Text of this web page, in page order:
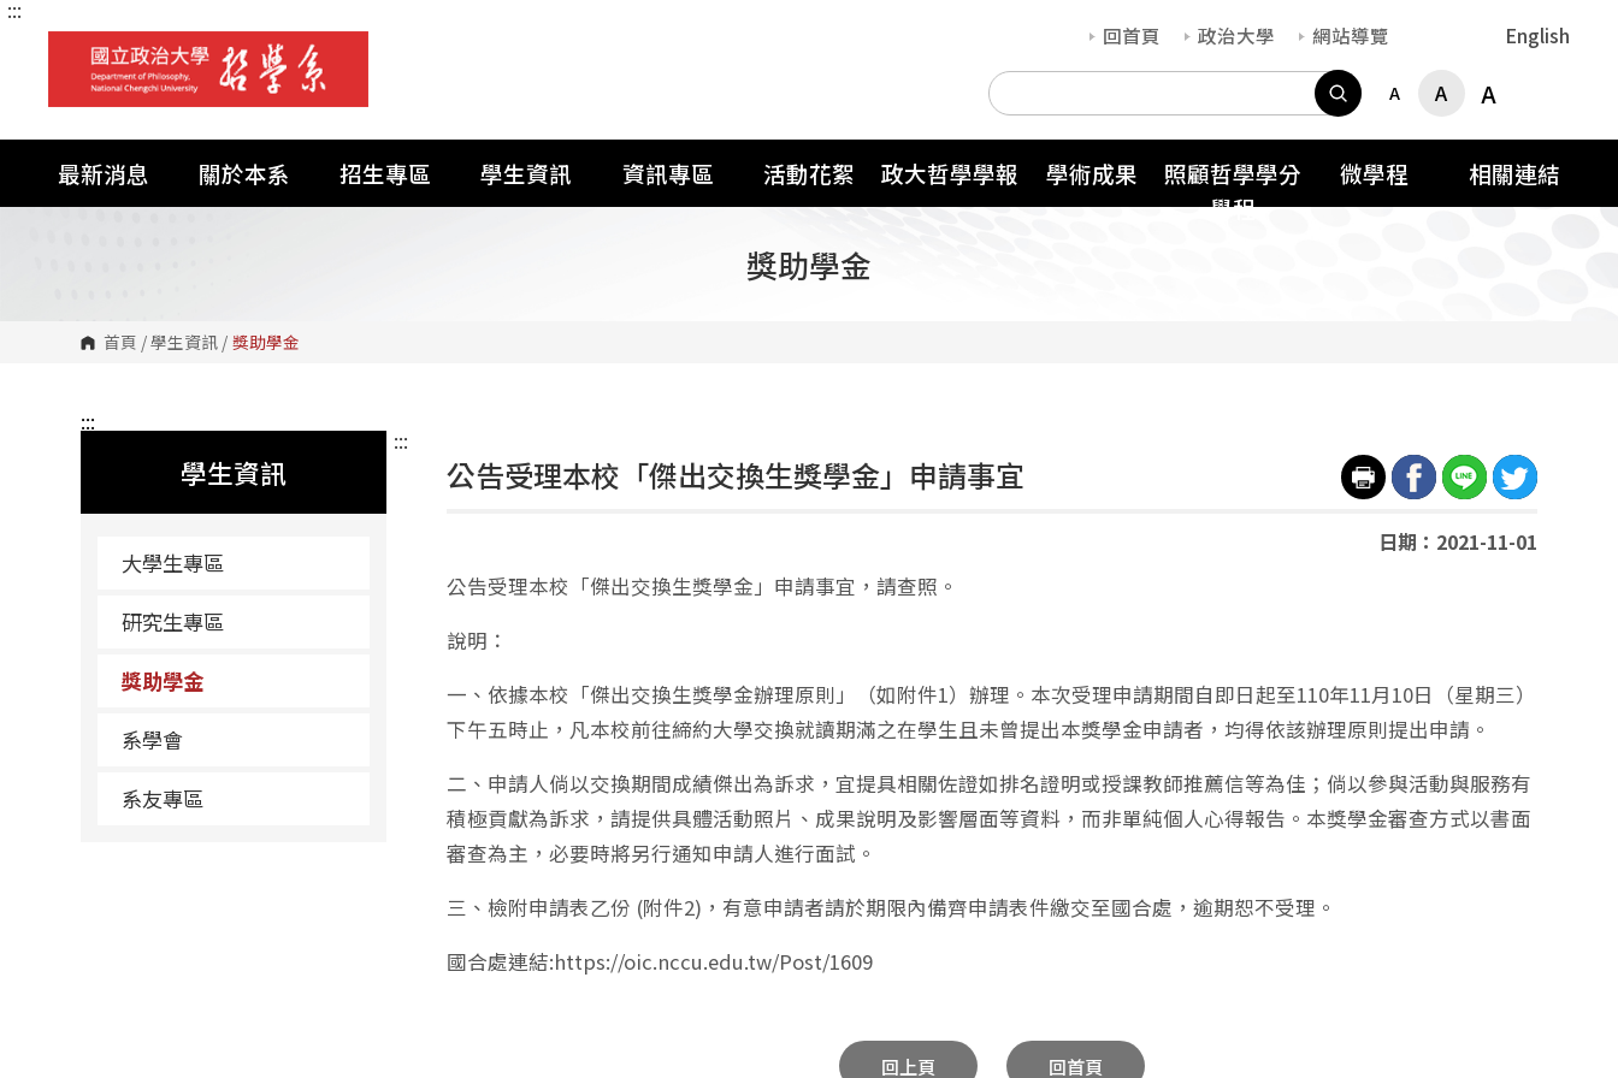
跳
塊
:::
回首頁 政治大學 網站導覽 English
搜尋A A A
最新消息 關於本系 招生專區 學生資訊 資訊專區 活動花絮 政大哲學學報 學術成果
照顧哲學學分
學程
微學程 相關連結
獎助學金
首頁 /學生資訊 / 獎助學金
:::
學生資訊
大學生專區
研究生專區
獎助學金
系學會
系友專區
:::
公告受理本校「傑出交換生獎學金」申請事宜
日期：2021-11-01
公告受理本校「傑出交換生獎學金」申請事宜，請查照。
說明：
​一、依據本校「傑出交換生獎學金辦理原則」（如附件1）辦理。本次受理申請期間自即日起至110年11月10日（星期三）
下午五時止，凡本校前往締約大學交換就讀期滿之在學生且未曾提出本獎學金申請者，均得依該辦理原則提出申請。
二、申請人倘以交換期間成績傑出為訴求，宜提具相關佐證如排名證明或授課教師推薦信等為佳；倘以參與活動與服務有
積極貢獻為訴求，請提供具體活動照片、成果說明及影響層面等資料，而非單純個人心得報告。本獎學金審查方式以書面
審查為主，必要時將另行通知申請人進行面試。
三、檢附申請表乙份 (附件2)，有意申請者請於期限內備齊申請表件繳交至國合處，逾期恕不受理。
國合處連結:https://oic.nccu.edu.tw/Post/1609
回上頁 回首頁